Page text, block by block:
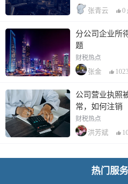
张青云
0
分公司企业所
题
财税热点
张金
公司营业执照
常，如何注销
财税热点
洪芳斌
热门服务